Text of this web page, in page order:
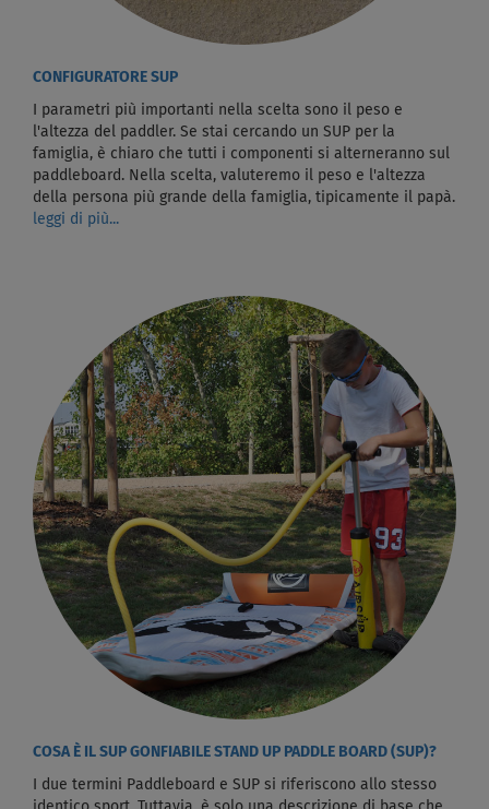
CONFIGURATORE SUP
I parametri più importanti nella scelta sono il peso e
l'altezza del paddler. Se stai cercando un SUP per la
famiglia, è chiaro che tutti i componenti si alterneranno sul
paddleboard. Nella scelta, valuteremo il peso e l'altezza
della persona più grande della famiglia, tipicamente il papà.
leggi di più...
COSA È IL SUP GONFIABILE STAND UP PADDLE BOARD (SUP)?
I due termini Paddleboard e SUP si riferiscono allo stesso